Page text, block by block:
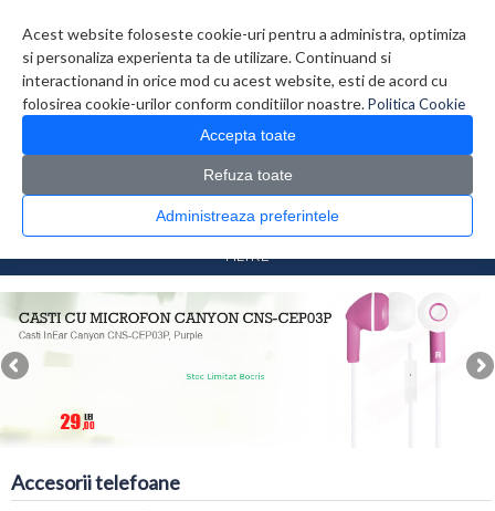
Acest website foloseste cookie-uri pentru a administra, optimiza
si personaliza experienta ta de utilizare. Continuand si
interactionand in orice mod cu acest website, esti de acord cu
folosirea cookie-urilor conform conditiilor noastre.Politica Cookie
Accepta toate
Refuza toate
Administreaza preferintele
0 produs(e)
CATALOG PRODUSE
> Accesorii telefoane
FILTRE
Accesorii telefoane